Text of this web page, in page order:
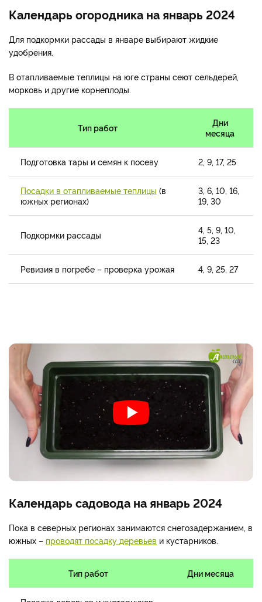
Календарь огородника на январь 2024
Для подкормки рассады в январе выбирают жидкие
удобрения.
В отапливаемые теплицы на юге страны сеют сельдерей,
морковь и другие корнеплоды.
Тип работ
Дни
месяца
Подготовка тары и семян к посеву 2, 9, 17, 25
Посадки в отапливаемые теплицы (в
южных регионах)
3, 6, 10, 16,
19, 30
Подкормки рассады
4, 5, 9, 10,
15, 23
Ревизия в погребе – проверка урожая 4, 9, 25, 27
Календарь садовода на январь 2024
Пока в северных регионах занимаются снегозадержанием, в
южных – проводят посадку деревьев и кустарников.
Тип работ Дни месяца